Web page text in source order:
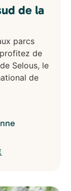
de la
parcs
de
Selous, le
de